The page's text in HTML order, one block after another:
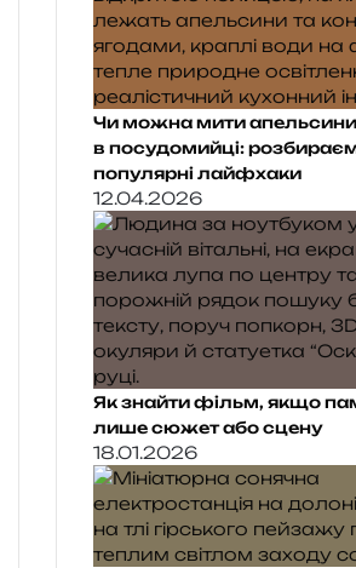
Чи можна мити апельсини
в посудомийці:
популярні лайфхаки
12.04.2026
Як знайти фільм, якщо
лише сюжет або сцену
18.01.2026